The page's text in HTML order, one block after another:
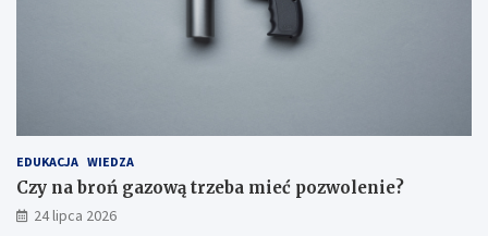
EDUKACJA WIEDZA
Czy na broń gazową trzeba mieć pozwolenie?
24 lipca 2026